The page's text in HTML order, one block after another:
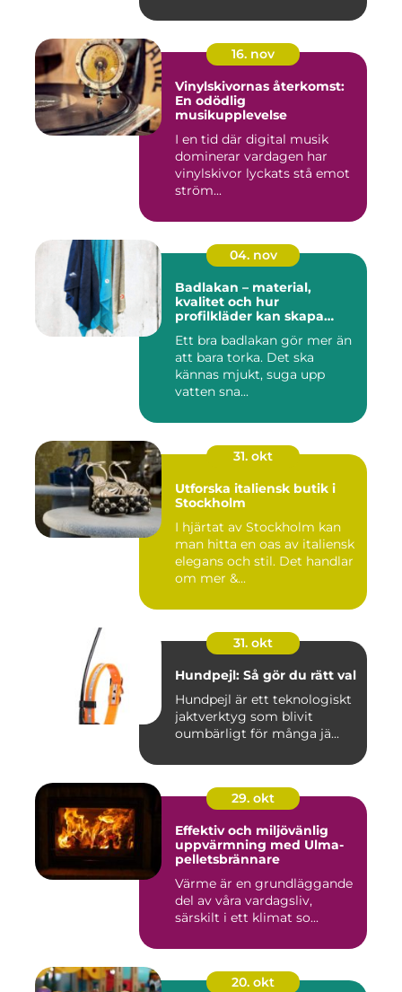
16. nov
Vinylskivornas återkomst:
En odödlig
musikupplevelse
I en tid där digital musik
dominerar vardagen har
vinylskivor lyckats stå emot
ström...
04. nov
Badlakan – material,
kvalitet och hur
profilkläder kan skapa
Ett bra badlakan gör mer än
att bara torka. Det ska
kännas mjukt, suga upp
vatten sna...
31. okt
Utforska italiensk butik i
Stockholm
I hjärtat av Stockholm kan
man hitta en oas av italiensk
elegans och stil. Det handlar
om mer &...
31. okt
Hundpejl: Så gör du rätt val
Hundpejl är ett teknologiskt
jaktverktyg som blivit
oumbärligt för många jä...
29. okt
Effektiv och miljövänlig
uppvärmning med Ulma-
pelletsbrännare
Värme är en grundläggande
del av våra vardagsliv,
särskilt i ett klimat so...
20. okt